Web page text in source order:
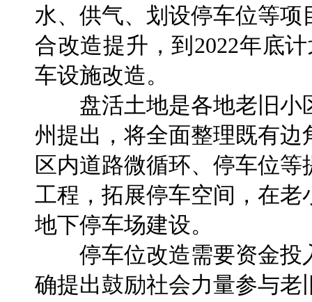
水、供气、划设停车位等
合改造提升，到2022年底
车设施改造。
盘活土地是各地老旧小
州提出，将全面整理既有
区内道路微循环、停车位
工程，拓展停车空间，在
地下停车场建设。
停车位改造需要资金投
确提出鼓励社会力量参与老